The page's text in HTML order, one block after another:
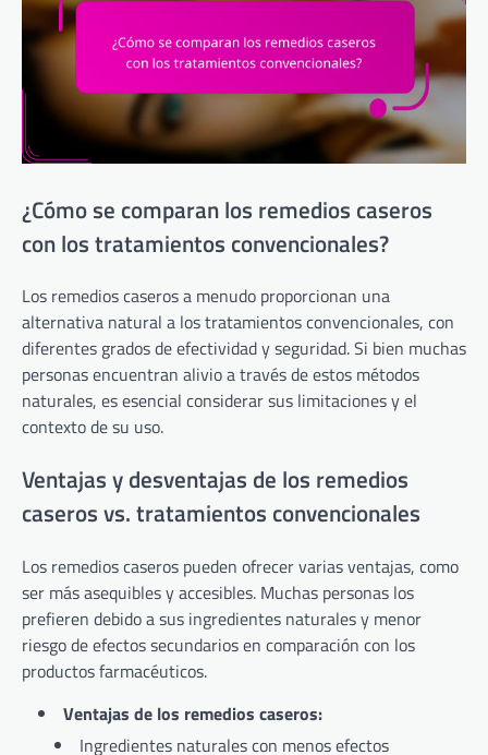
¿Cómo se comparan los remedios caseros
con los tratamientos convencionales?
Los remedios caseros a menudo proporcionan una
alternativa natural a los tratamientos convencionales, con
diferentes grados de efectividad y seguridad. Si bien muchas
personas encuentran alivio a través de estos métodos
naturales, es esencial considerar sus limitaciones y el
contexto de su uso.
Ventajas y desventajas de los remedios
caseros vs. tratamientos convencionales
Los remedios caseros pueden ofrecer varias ventajas, como
ser más asequibles y accesibles. Muchas personas los
prefieren debido a sus ingredientes naturales y menor
riesgo de efectos secundarios en comparación con los
productos farmacéuticos.
Ventajas de los remedios caseros:
Ingredientes naturales con menos efectos